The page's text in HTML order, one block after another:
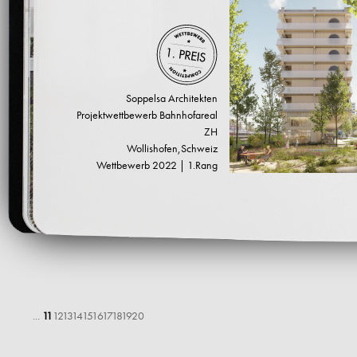
Soppelsa Architekten
Projektwettbewerb Bahnhofareal
ZH
Wollishofen,Schweiz
Wettbewerb 2022 | 1.Rang
... 11 121314151617181920